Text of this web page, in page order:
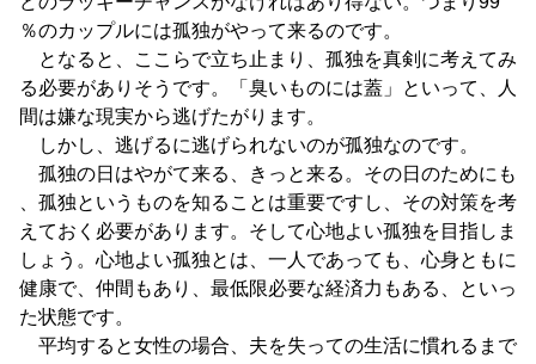
％のカップルには孤独がやって来るのです。
となると、ここらで立ち止まり、孤独を真剣に考えてみ
る必要がありそうです。「臭いものには蓋」といって、人
間は嫌な現実から逃げたがります。
しかし、逃げるに逃げられないのが孤独なのです。
孤独の日はやがて来る、きっと来る。その日のためにも
、孤独というものを知ることは重要ですし、その対策を考
えておく必要があります。そして心地よい孤独を目指しま
しょう。心地よい孤独とは、一人であっても、心身ともに
健康で、仲間もあり、最低限必要な経済力もある、といっ
た状態です。
平均すると女性の場合、夫を失っての生活に慣れるまで